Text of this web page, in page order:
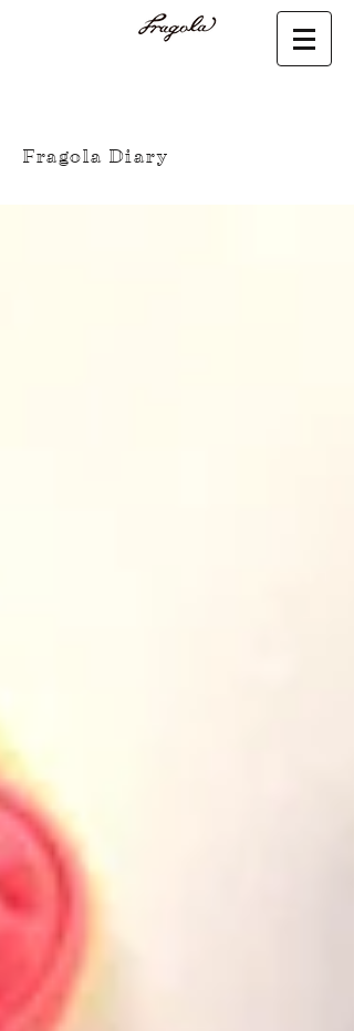
Fragola Diary